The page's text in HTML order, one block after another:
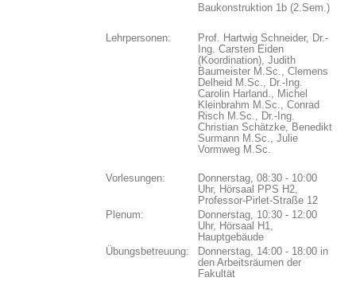
Baukonstruktion 1b (2.Sem.)
Lehrpersonen:
Prof. Hartwig Schneider, Dr.-
Ing. Carsten Eiden
(Koordination), Judith
Baumeister M.Sc., Clemens
Delheid M.Sc., Dr.-Ing.
Carolin Harland., Michel
Kleinbrahm M.Sc., Conrad
Risch M.Sc., Dr.-Ing.
Christian Schätzke, Benedikt
Surmann M.Sc., Julie
Vormweg M.Sc.
Vorlesungen:
Donnerstag, 08:30 - 10:00
Uhr, Hörsaal PPS H2,
Professor-Pirlet-Straße 12
Plenum:
Donnerstag, 10:30 - 12:00
Uhr, Hörsaal H1,
Hauptgebäude
Übungsbetreuung:
Donnerstag, 14:00 - 18:00 in
den Arbeitsräumen der
Fakultät